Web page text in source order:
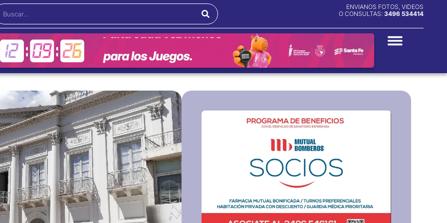
ENVIANOS FOTOS, VIDEOS
O CONSULTAS: 3496 534414